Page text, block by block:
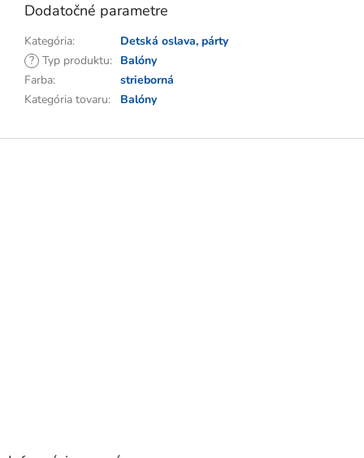
Dodatočné parametre
Kategória:
Detská oslava, párty
? Typ produktu: Balóny
Farba:
strieborná
Kategória tovaru: Balóny
Z